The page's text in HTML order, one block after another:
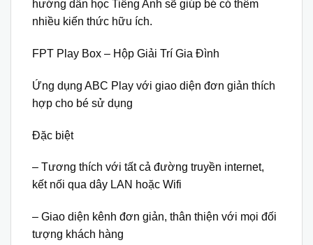
hướng dẫn học Tiếng Anh sẽ giúp bé có thêm
nhiều kiến thức hữu ích.
FPT Play Box – Hộp Giải Trí Gia Đình
Ứng dụng ABC Play với giao diện đơn giản thích
hợp cho bé sử dụng
Đặc biệt
– Tương thích với tất cả đường truyền internet,
kết nối qua dây LAN hoặc Wifi
– Giao diện kênh đơn giản, thân thiện với mọi đối
tượng khách hàng